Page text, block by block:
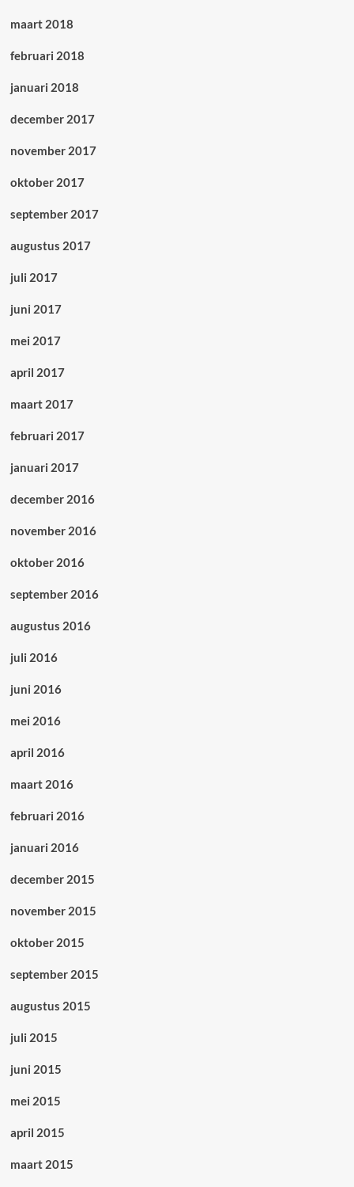
maart 2018
februari 2018
januari 2018
december 2017
november 2017
oktober 2017
september 2017
augustus 2017
juli 2017
juni 2017
mei 2017
april 2017
maart 2017
februari 2017
januari 2017
december 2016
november 2016
oktober 2016
september 2016
augustus 2016
juli 2016
juni 2016
mei 2016
april 2016
maart 2016
februari 2016
januari 2016
december 2015
november 2015
oktober 2015
september 2015
augustus 2015
juli 2015
juni 2015
mei 2015
april 2015
maart 2015